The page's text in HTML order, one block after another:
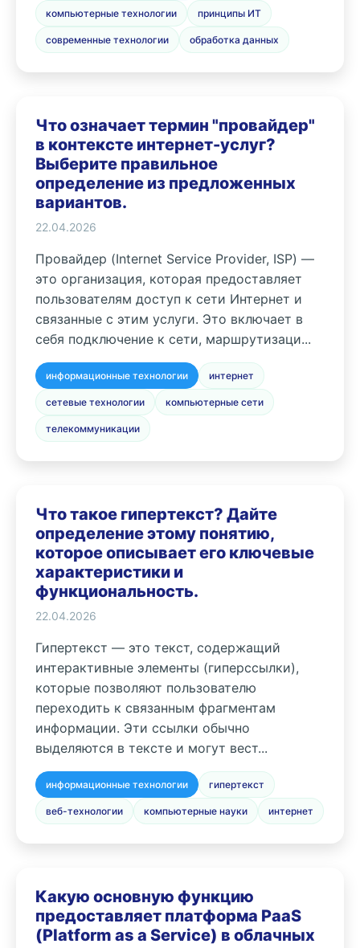
компьютерные технологии принципы ИТ
современные технологии обработка данных
Что означает термин "провайдер"
в контексте интернет-услуг?
Выберите правильное
определение из предложенных
вариантов.
22.04.2026
Провайдер (Internet Service Provider, ISP) —
это организация, которая предоставляет
пользователям доступ к сети Интернет и
связанные с этим услуги. Это включает в
себя подключение к сети, маршрутизаци...
информационные технологии интернет
сетевые технологии компьютерные сети
телекоммуникации
Что такое гипертекст? Дайте
определение этому понятию,
которое описывает его ключевые
характеристики и
функциональность.
22.04.2026
Гипертекст — это текст, содержащий
интерактивные элементы (гиперссылки),
которые позволяют пользователю
переходить к связанным фрагментам
информации. Эти ссылки обычно
выделяются в тексте и могут вест...
информационные технологии гипертекст
веб-технологии компьютерные науки интернет
Какую основную функцию
предоставляет платформа PaaS
(Platform as a Service) в облачных